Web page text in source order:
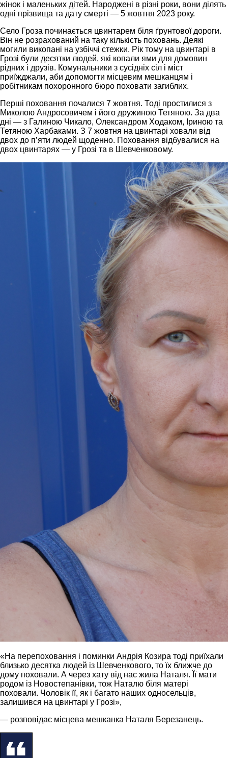
жінок і маленьких дітей. Народжені в різні роки, вони ділять
одні прізвища та дату смерті — 5 жовтня 2023 року.
Село Гроза починається цвинтарем біля ґрунтової дороги.
Він не розрахований на таку кількість поховань. Деякі
могили викопані на узбіччі стежки. Рік тому на цвинтарі в
Грозі були десятки людей, які копали ями для домовин
рідних і друзів. Комунальники з сусідніх сіл і міст
приїжджали, аби допомогти місцевим мешканцям і
робітникам похоронного бюро поховати загиблих.
Перші поховання почалися 7 жовтня. Тоді простилися з
Миколою Андросовичем і його дружиною Тетяною. За два
дні — з Галиною Чикало, Олександром Ходаком, Іриною та
Тетяною Харбаками. З 7 жовтня на цвинтарі ховали від
двох до п’яти людей щоденно. Поховання відбувалися на
двох цвинтарях — у Грозі та в Шевченковому.
«На перепоховання і поминки Андрія Козира тоді приїхали
близько десятка людей із Шевченкового, то їх ближче до
дому поховали. А через хату від нас жила Наталя. Її мати
родом із Новостепанівки, тож Наталю біля матері
поховали. Чоловік її, як і багато наших односельців,
залишився на цвинтарі у Грозі»,
— розповідає місцева мешканка Наталя Березанець.